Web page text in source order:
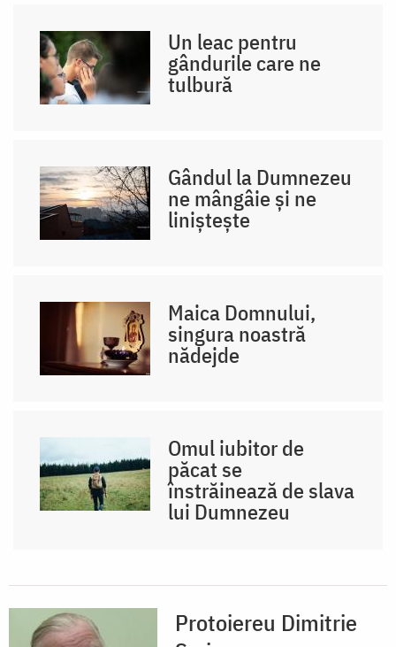
Un leac pentru
gândurile care ne
tulbură
Gândul la Dumnezeu
ne mângâie și ne
liniștește
Maica Domnului,
singura noastră
nădejde
Omul iubitor de
păcat se
înstrăinează de slava
lui Dumnezeu
Protoiereu Dimitrie